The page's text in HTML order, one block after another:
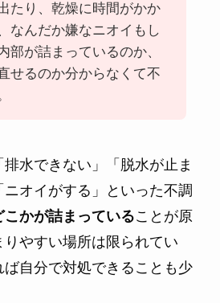
たり、乾燥に時間がかか
なんだか嫌なニオイもし
部が詰まっているのか、
せるのか分からなくて不
排水できない」「脱水が止ま
オイがする」といった不調
こかが詰まっていることが原
りやすい場所は限られてい
自分で対処できることも少